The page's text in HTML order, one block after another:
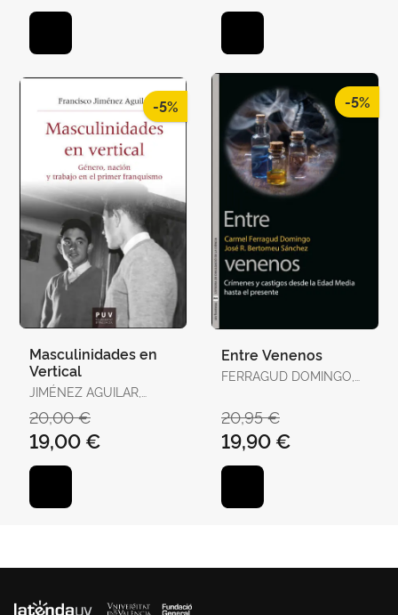
-5%
Masculinidades en
Vertical
JIMÉNEZ AGUILAR,
20,00 €
19,00 €
-5%
Entre Venenos
FERRAGUD DOMINGO,
20,95 €
19,90 €